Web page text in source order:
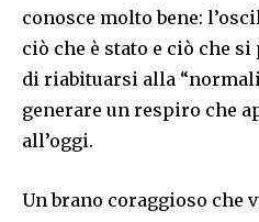
conosce molto bene:
ciò che è stato e ciò che
di riabituarsi alla
generare un respiro che
all’oggi.
Un brano coraggioso che